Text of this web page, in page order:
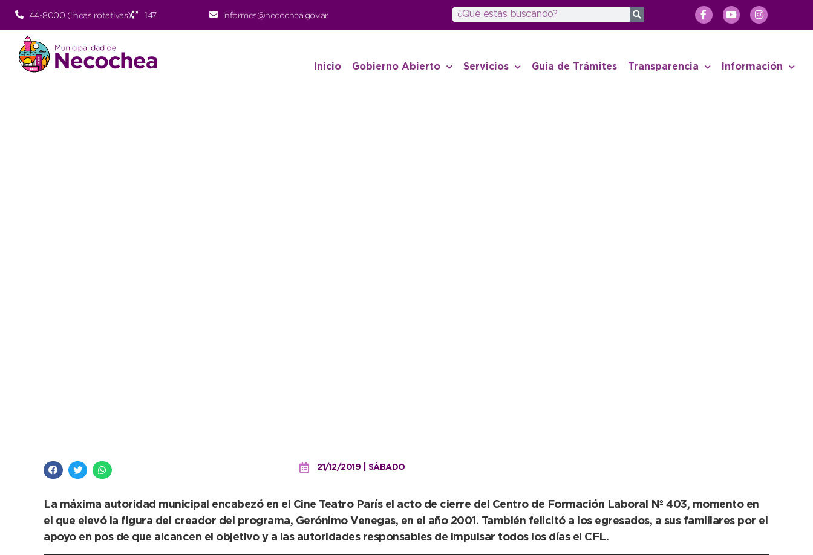
44-8000 (lineas rotativas) 147 informes@necochea.gov.ar
Inicio Gobierno Abierto Servicios Guia de Trámites Transparencia Información
21/12/2019 | SÁBADO
La máxima autoridad municipal encabezó en el Cine Teatro París el acto de cierre del Centro de Formación Laboral Nº 403, momento en
el que elevó la figura del creador del programa, Gerónimo Venegas, en el año 2001. También felicitó a los egresados, a sus familiares por el
apoyo en pos de que alcancen el objetivo y a las autoridades responsables de impulsar todos los días el CFL.